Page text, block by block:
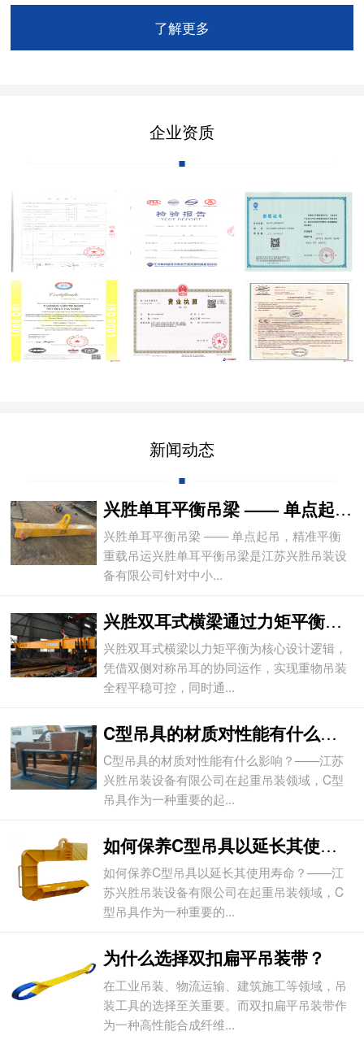
了解更多
企业资质
新闻动态
兴胜单耳平衡吊梁 —— 单点起吊，精准平
兴胜单耳平衡吊梁 —— 单点起吊，精准平衡
重载吊运兴胜单耳平衡吊梁是江苏兴胜吊装设
备有限公司针对中小...
兴胜双耳式横梁通过力矩平衡实现重物平稳吊
兴胜双耳式横梁以力矩平衡为核心设计逻辑，
凭借双侧对称吊耳的协同运作，实现重物吊装
全程平稳可控，同时通...
C型吊具的材质对性能有什么影响？
C型吊具的材质对性能有什么影响？——江苏
兴胜吊装设备有限公司在起重吊装领域，C型
吊具作为一种重要的起...
如何保养C型吊具以延长其使用寿命？
如何保养C型吊具以延长其使用寿命？——江
苏兴胜吊装设备有限公司在起重吊装领域，C
型吊具作为一种重要的...
为什么选择双扣扁平吊装带？
在工业吊装、物流运输、建筑施工等领域，吊
装工具的选择至关重要。而双扣扁平吊装带作
为一种高性能合成纤维...